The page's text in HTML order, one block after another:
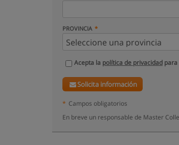
PROVINCIA
Acepta la política de privacidad
Solicita información
* Campos obligatorios
En breve un responsable de Master